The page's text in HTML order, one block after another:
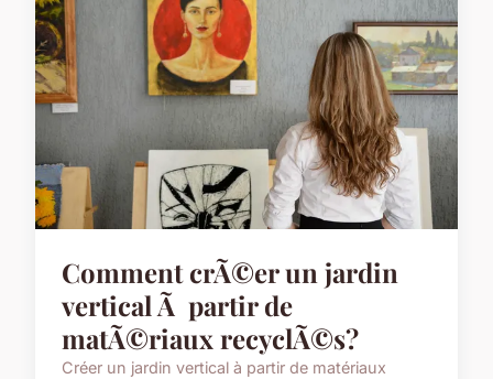
Comment crÃ©er un jardin
vertical Ã partir de
matÃ©riaux recyclÃ©s?
Créer un jardin vertical à partir de matériaux